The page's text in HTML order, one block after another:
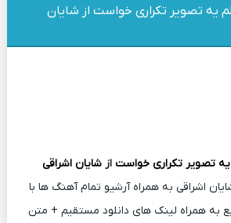
یه تصویر تکراری خواست از شایان
تصویر تکراری خواست از شایان اشراقی
اشراقی به همراه آرشیو تمام آهنگ ها با
به همراه لینک های دانلود مستقیم + متن